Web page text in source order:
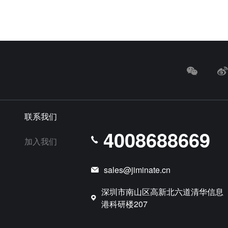
联系我们
加入我们 4008688669
sales@jiminate.cn
深圳市南山区高新北六道清华信息
港科研楼207